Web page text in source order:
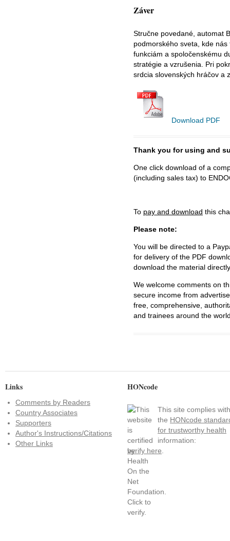
Záver
Stručne povedané, automat
podmorského sveta, kde
funkciám a spoločenskému
stratégie a vzrušenia. Pri
srdcia slovenských hráčov a
Download PDF
Thank you for using and
One click download of a
(including sales tax) to
To pay and download this
Please note:
You will be directed to a
for delivery of the PDF
download the material
We welcome comments on
secure income from
free, comprehensive,
and trainees around the
Links
Comments by Readers
Country Associates
Supporters
Author's Instructions/Citations
Other Links
HONcode
This site complies with
the HONcode
for trustworthy health
information:
verify here